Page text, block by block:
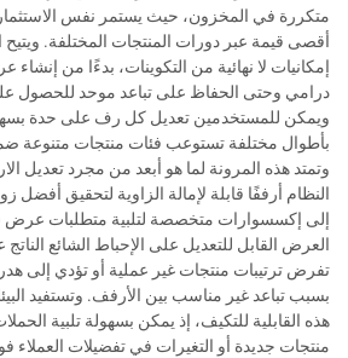
متكررة في المخزون، حيث يستمر نفس
أقصى قيمة عبر دورات المنتجات المختلفة. ويتيح
إمكانيات لا نهائية من التكوينات، بدءًا من
درامي وحتى الحفاظ على تباعد موحد
ويمكن للمستخدمين تعديل كل رف على حدة
بأطوال مختلفة تستوعب فئات منتجات متنوعة
وتمتد هذه المرونة لما هو أبعد من مجرد تعديل
النظام أرففًا قابلة لإمالة الزاوية لتحقيق أفضل
إلى إكسسوارات متخصصة لتلبية متطلبات
العرض القابل للتعديل على الإحباط الشائع
تفرض ترتيبات منتجات غير عملية أو تؤدي إلى
بسبب تباعد غير مناسب بين الأرفف. وتستفيد
هذه القابلية للتكيف، إذ يمكن بسهولة تلبية
منتجات جديدة أو التغيرات في تفضيلات العملاء